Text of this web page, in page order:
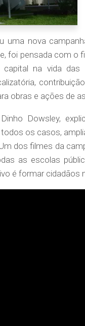
nova
foi pensada com o
na vida das
obras e ações de
Dowsley,
os casos,
dos filmes da
as escolas
é formar cidadãos